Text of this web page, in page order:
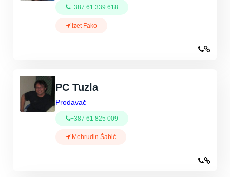
+387 61 339 618
Izet Fako
PC Tuzla
Prodavač
+387 61 825 009
Mehrudin Šabić